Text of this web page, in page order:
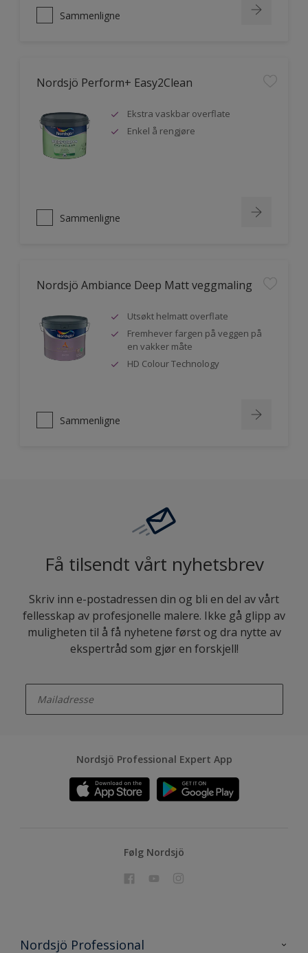
Sammenligne
Nordsjö Perform+ Easy2Clean
Ekstra vaskbar overflate
Enkel å rengjøre
Sammenligne
Nordsjö Ambiance Deep Matt veggmaling
Utsøkt helmatt overflate
Fremhever fargen på veggen på
en vakker måte
HD Colour Technology
Sammenligne
Få tilsendt vårt nyhetsbrev
Skriv inn e-postadressen din og bli en del av vårt
fellesskap av profesjonelle malere. Ikke gå glipp av
muligheten til å få nyhetene først og dra nytte av
ekspertråd som gjør en forskjell!
Nordsjö Professional Expert App
Følg Nordsjö
Nordsjö Professional